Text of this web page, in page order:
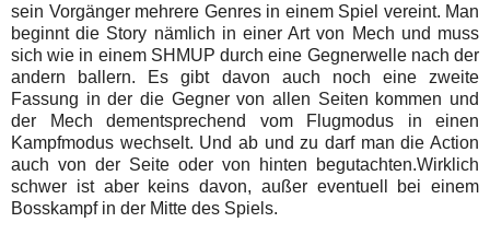
sein Vorgänger mehrere Genres in einem Spiel vereint. Man
beginnt die Story nämlich in einer Art von Mech und muss
sich wie in einem SHMUP durch eine Gegnerwelle nach der
andern ballern. Es gibt davon auch noch eine zweite
Fassung in der die Gegner von allen Seiten kommen und
der Mech dementsprechend vom Flugmodus in einen
Kampfmodus wechselt. Und ab und zu darf man die Action
auch von der Seite oder von hinten begutachten.Wirklich
schwer ist aber keins davon, außer eventuell bei einem
Bosskampf in der Mitte des Spiels.